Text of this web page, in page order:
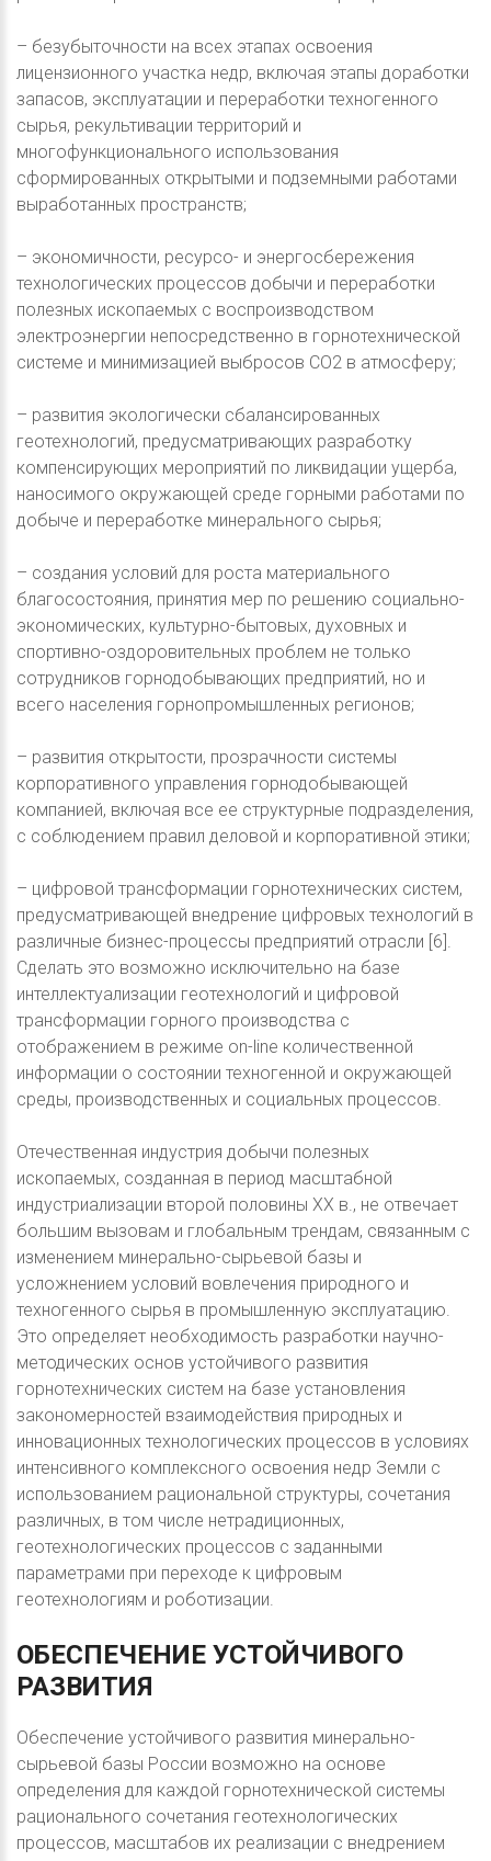
– безубыточности на всех этапах освоения
лицензионного участка недр, включая этапы доработки
запасов, эксплуатации и переработки техногенного
сырья, рекультивации территорий и
многофункционального использования
сформированных открытыми и подземными работами
выработанных пространств;
– экономичности, ресурсо- и энергосбережения
технологических процессов добычи и переработки
полезных ископаемых с воспроизводством
электроэнергии непосредственно в горнотехнической
системе и минимизацией выбросов СО2 в атмосферу;
– развития экологически сбалансированных
геотехнологий, предусматривающих разработку
компенсирующих мероприятий по ликвидации ущерба,
наносимого окружающей среде горными работами по
добыче и переработке минерального сырья;
– создания условий для роста материального
благосостояния, принятия мер по решению социально-
экономических, культурно-бытовых, духовных и
спортивно-оздоровительных проблем не только
сотрудников горнодобывающих предприятий, но и
всего населения горнопромышленных регионов;
– развития открытости, прозрачности системы
корпоративного управления горнодобывающей
компанией, включая все ее структурные подразделения,
с соблюдением правил деловой и корпоративной этики;
– цифровой трансформации горнотехнических систем,
предусматривающей внедрение цифровых технологий в
различные бизнес-процессы предприятий отрасли [6].
Сделать это возможно исключительно на базе
интеллектуализации геотехнологий и цифровой
трансформации горного производства с
отображением в режиме on-line количественной
информации о состоянии техногенной и окружающей
среды, производственных и социальных процессов.
Отечественная индустрия добычи полезных
ископаемых, созданная в период масштабной
индустриализации второй половины XX в., не отвечает
большим вызовам и глобальным трендам, связанным с
изменением минерально-сырьевой базы и
усложнением условий вовлечения природного и
техногенного сырья в промышленную эксплуатацию.
Это определяет необходимость разработки научно-
методических основ устойчивого развития
горнотехнических систем на базе установления
закономерностей взаимодействия природных и
инновационных технологических процессов в условиях
интенсивного комплексного освоения недр Земли с
использованием рациональной структуры, сочетания
различных, в том числе нетрадиционных,
геотехнологических процессов с заданными
параметрами при переходе к цифровым
геотехнологиям и роботизации.
ОБЕСПЕЧЕНИЕ УСТОЙЧИВОГО
РАЗВИТИЯ
Обеспечение устойчивого развития минерально-
сырьевой базы России возможно на основе
определения для каждой горнотехнической системы
рационального сочетания геотехнологических
процессов, масштабов их реализации с внедрением